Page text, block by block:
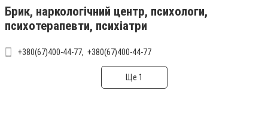
Брик, наркологічний центр, психологи,
психотерапевти, психіатри
+380(67)400-44-77 +380(67)400-44-77
Ще 1